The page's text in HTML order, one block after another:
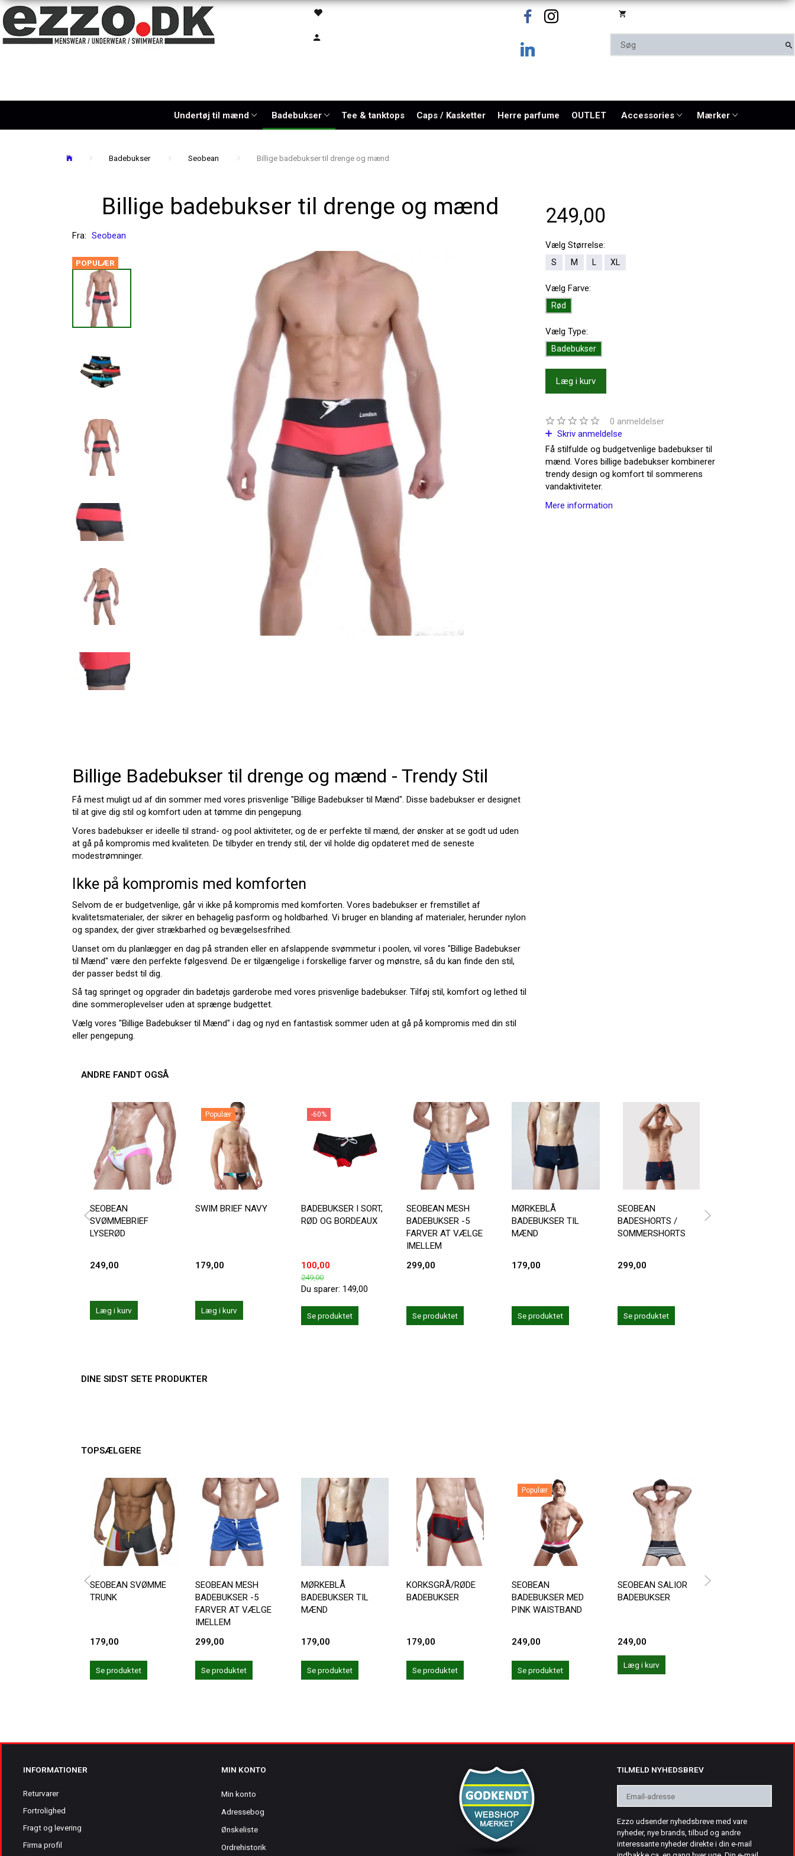
Undertøj til mænd Badebukser Tee & tanktops Caps / Kasketter Herre parfume OUTLET Accessories Mærker
Badebukser Seobean Billige badebukser til drenge og mænd
Billige badebukser til drenge og mænd
Fra: Seobean
POPULÆR
Billige Badebukser til drenge og mænd - Trendy Stil
Få mest muligt ud af din sommer med vores prisvenlige "Billige Badebukser til Mænd". Disse badebukser er designet
til at give dig stil og komfort uden at tømme din pengepung.
Vores badebukser er ideelle til strand- og pool aktiviteter, og de er perfekte til mænd, der ønsker at se godt ud uden
at gå på kompromis med kvaliteten. De tilbyder en trendy stil, der vil holde dig opdateret med de seneste
modestrømninger.
Ikke på kompromis med komforten
Selvom de er budgetvenlige, går vi ikke på kompromis med komforten. Vores badebukser er fremstillet af
kvalitetsmaterialer, der sikrer en behagelig pasform og holdbarhed. Vi bruger en blanding af materialer, herunder nylon
og spandex, der giver strækbarhed og bevægelsesfrihed.
Uanset om du planlægger en dag på stranden eller en afslappende svømmetur i poolen, vil vores "Billige Badebukser
til Mænd" være den perfekte følgesvend. De er tilgængelige i forskellige farver og mønstre, så du kan finde den stil,
der passer bedst til dig.
Så tag springet og opgrader din badetøjs garderobe med vores prisvenlige badebukser. Tilføj stil, komfort og lethed til
dine sommeroplevelser uden at sprænge budgettet.
Vælg vores "Billige Badebukser til Mænd" i dag og nyd en fantastisk sommer uden at gå på kompromis med din stil
eller pengepung.
249,00
Vælg Størrelse:
S M L XL
Vælg Farve:
Rød
Vælg Type:
Badebukser
Læg i kurv
0 anmeldelser
Skriv anmeldelse
Få stilfulde og budgetvenlige badebukser til
mænd. Vores billige badebukser kombinerer
trendy design og komfort til sommerens
vandaktiviteter.
Mere information
ANDRE FANDT OGSÅ
SEOBEAN
SVØMMEBRIEF
LYSERØD
249,00
Læg i kurv
Populær
SWIM BRIEF NAVY
179,00
Læg i kurv
-60%
BADEBUKSER I SORT,
RØD OG BORDEAUX
100,00
249,00
Du sparer: 149,00
Se produktet
SEOBEAN MESH
BADEBUKSER -5
FARVER AT VÆLGE
IMELLEM
299,00
Se produktet
MØRKEBLÅ
BADEBUKSER TIL
MÆND
179,00
Se produktet
SEOBEAN
BADESHORTS /
SOMMERSHORTS
299,00
Se produktet
DINE SIDST SETE PRODUKTER
TOPSÆLGERE
SEOBEAN SVØMME
TRUNK
179,00
Se produktet
SEOBEAN MESH
BADEBUKSER -5
FARVER AT VÆLGE
IMELLEM
299,00
Se produktet
MØRKEBLÅ
BADEBUKSER TIL
MÆND
179,00
Se produktet
KORKSGRÅ/RØDE
BADEBUKSER
179,00
Se produktet
Populær
SEOBEAN
BADEBUKSER MED
PINK WAISTBAND
249,00
Se produktet
SEOBEAN SALIOR
BADEBUKSER
249,00
Læg i kurv
INFORMATIONER
Returvarer
Fortrolighed
Fragt og levering
Firma profil
MIN KONTO
Min konto
Adressebog
Ønskeliste
Ordrehistorik
TILMELD NYHEDSBREV
adresse
Ezzo udsender nyhedsbreve med vare
nyheder, nye brands, tilbud og andre
interessante nyheder direkte i din e-mail